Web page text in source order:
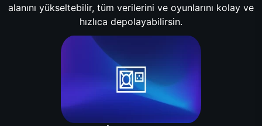
alanını yükseltebilir, tüm verilerini ve oyunlarını kolay ve
hızlıca depolayabilirsin.